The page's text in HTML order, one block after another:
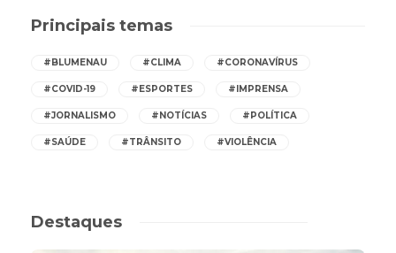
Principais temas
#BLUMENAU #CLIMA #CORONAVÍRUS
#COVID-19 #ESPORTES #IMPRENSA
#JORNALISMO #NOTÍCIAS #POLÍTICA
#SAÚDE #TRÂNSITO #VIOLÊNCIA
Destaques